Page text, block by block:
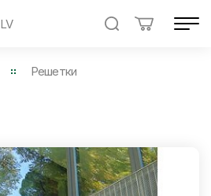
LV
Решетки